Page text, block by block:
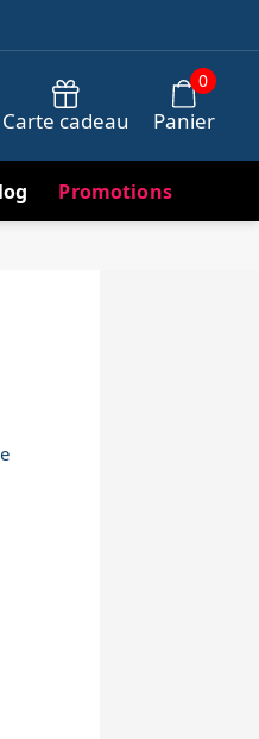
Carte cadeau Panier
0
Promotions